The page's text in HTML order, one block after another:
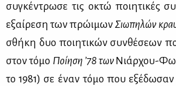
συ­γκέ­ντρω­σε τις οκτώ ποι­η­τι­κές
εξαί­ρε­ση των πρώ­ι­μωνΣιω­πη­λών
σθή­κη δυο ποι­η­τι­κών συν­θέ­σε­ων
στον τό­μο Ποί­η­ση ’78 των Νιάρ­χου-
το 1981) σε έναν τό­μο που